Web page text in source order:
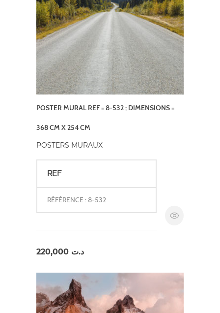
POSTER MURAL REF = 8-532 ; DIMENSIONS =
368 CM X 254 CM
POSTERS MURAUX
REF
RÉFÉRENCE : 8-532
د.ت